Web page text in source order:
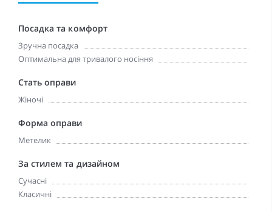
Посадка та комфорт
Зручна посадка
Оптимальна для тривалого носіння
Стать оправи
Жіночі
Форма оправи
Метелик
За стилем та дизайном
Сучасні
Класичні